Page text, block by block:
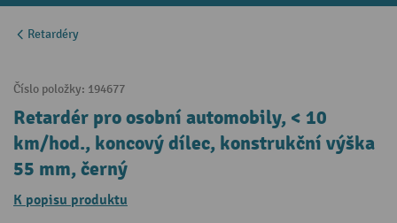
Retardéry
Číslo položky: 194677
Retardér pro osobní automobily, < 10
km/hod., koncový dílec, konstrukční výška
55 mm, černý
K popisu produktu